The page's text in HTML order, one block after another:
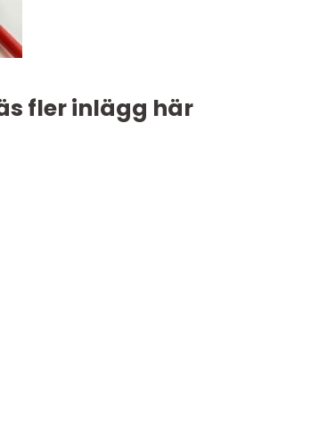
fler inlägg här